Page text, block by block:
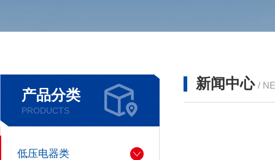
产品分类
PRODUCTS
低压电器类
新闻中心 /